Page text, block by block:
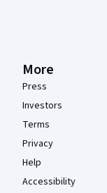
More
Press
Investors
Terms
Privacy
Help
Accessibility